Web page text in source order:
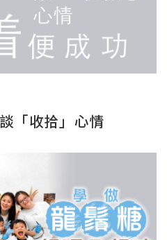
「收拾」心情